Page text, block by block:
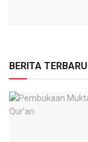
BERITA TERBARU